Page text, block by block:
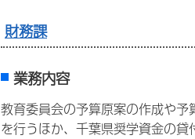
財務課
業務内容
教育委員会の予算原案の作成や
を行うほか、千葉県奨学資金の貸